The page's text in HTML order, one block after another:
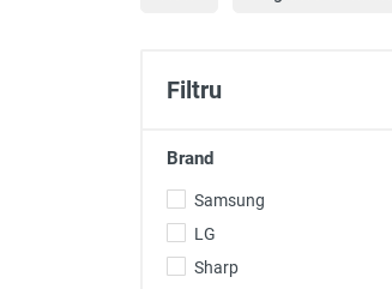
Filtru
Brand
Samsung
LG
Sharp